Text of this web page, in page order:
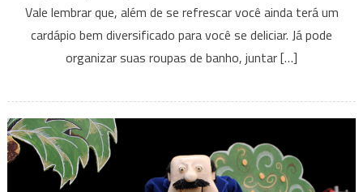
Food
–
Comida
Vale lembrar que, além de se refrescar você ainda terá um
cardápio bem diversificado para você se deliciar. Já pode
organizar suas roupas de banho, juntar […]